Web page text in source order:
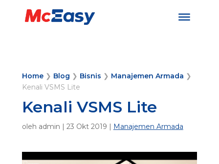
Home❯ Blog ❯ Bisnis ❯ Manajemen Armada ❯
Kenali VSMS Lite
Kenali VSMS Lite
oleh admin | 23 Okt 2019 | Manajemen Armada